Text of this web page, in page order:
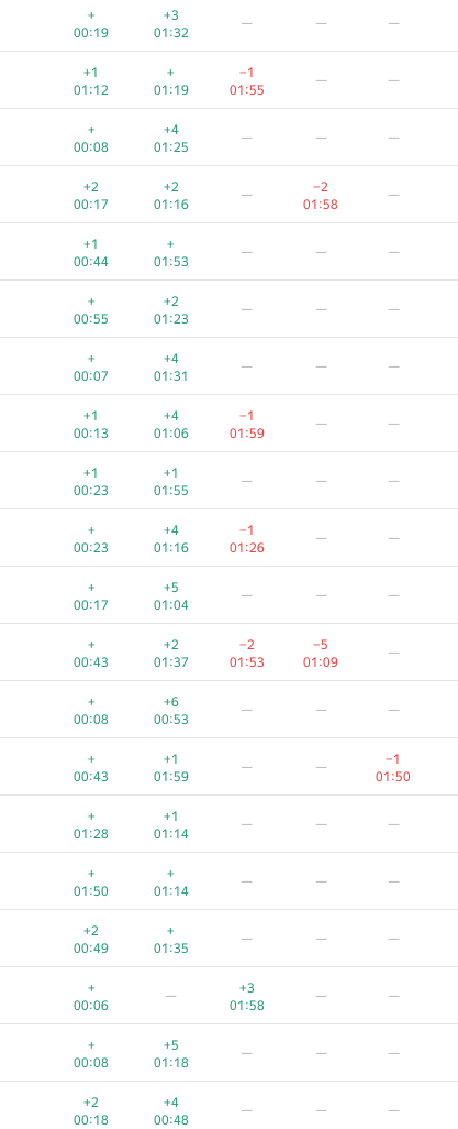
+
00:19
+3
01:32
— — —
+1
01:12
+
01:19
−1
01:55
— —
+
00:08
+4
01:25
— — —
+2
00:17
+2
01:16
—
−2
01:58
—
+1
00:44
+
01:53
— — —
+
00:55
+2
01:23
— — —
+
00:07
+4
01:31
— — —
+1
00:13
+4
01:06
−1
01:59
— —
+1
00:23
+1
01:55
— — —
+
00:23
+4
01:16
−1
01:26
— —
+
00:17
+5
01:04
— — —
+
00:43
+2
01:37
−2
01:53
−5
01:09
—
+
00:08
+6
00:53
— — —
+
00:43
+1
01:59
— —
−1
01:50
+
01:28
+1
01:14
— — —
+
01:50
+
01:14
— — —
+2
00:49
+
01:35
— — —
+
00:06
—
+3
01:58
— —
+
00:08
+5
01:18
— — —
+2
00:18
+4
00:48
— — —